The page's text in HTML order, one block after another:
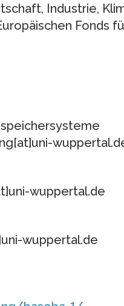
Industrie,
Fonds
wuppertal.de
wuppertal.de